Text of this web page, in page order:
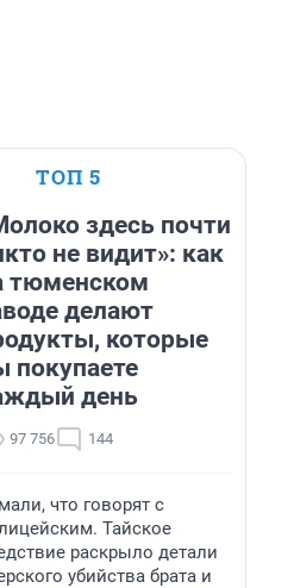
ТОП 5
здесь почти
не видит»: как
тюменском
делают
которые
покупаете
день
97 756 144
что говорят с
Тайское
раскрыло детали
убийства брата и